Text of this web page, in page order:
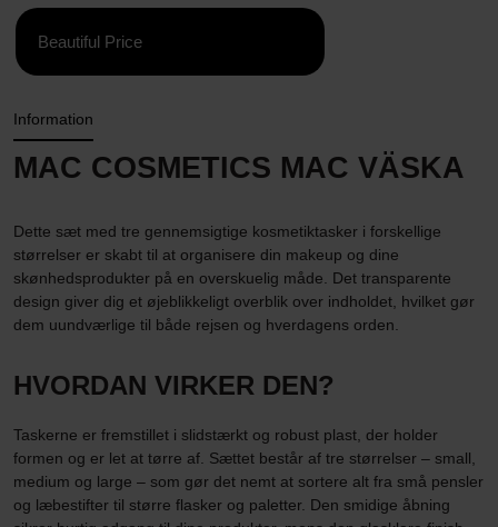
Beautiful Price
Information
MAC COSMETICS MAC VÄSKA
Dette sæt med tre gennemsigtige kosmetiktasker i forskellige
størrelser er skabt til at organisere din makeup og dine
skønhedsprodukter på en overskuelig måde. Det transparente
design giver dig et øjeblikkeligt overblik over indholdet, hvilket gør
dem uundværlige til både rejsen og hverdagens orden.
HVORDAN VIRKER DEN?
Taskerne er fremstillet i slidstærkt og robust plast, der holder
formen og er let at tørre af. Sættet består af tre størrelser – small,
medium og large – som gør det nemt at sortere alt fra små pensler
og læbestifter til større flasker og paletter. Den smidige åbning